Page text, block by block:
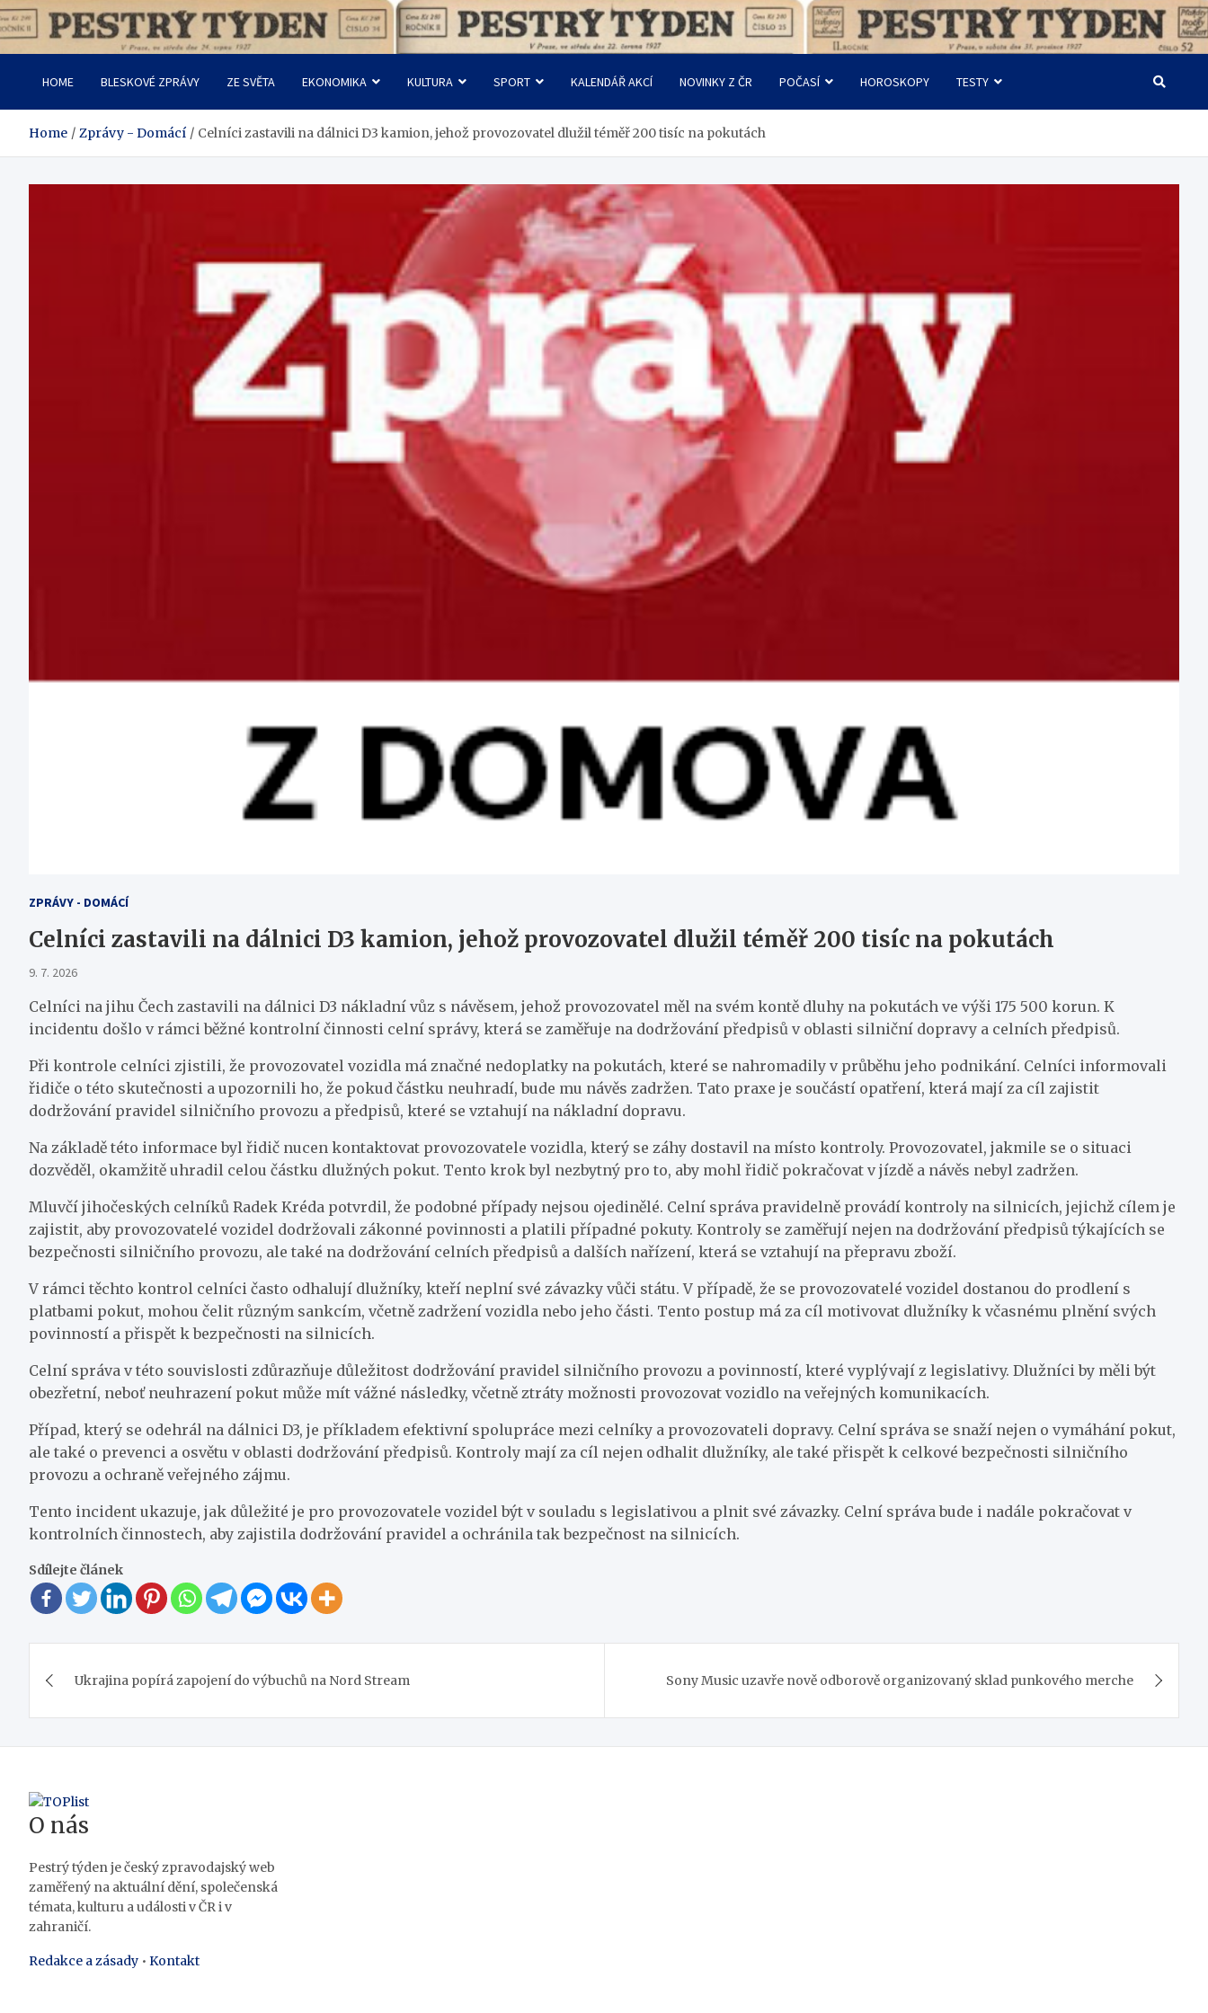
Skip
to
Pestrý Týden
HOME BLESKOVÉ ZPRÁVY ZE SVĚTA EKONOMIKA KULTURA SPORT KALENDÁŘ AKCÍ NOVINKY Z ČR POČASÍ HOROSKOPY TESTY
Home Zprávy - Domácí Celníci zastavili na dálnici D3 kamion, jehož provozovatel dlužil téměř 200 tisíc na pokutách
ZPRÁVY - DOMÁCÍ
Celníci zastavili na dálnici D3 kamion, jehož provozovatel dlužil téměř 200 tisíc na pokutách
9. 7. 2026
Celníci na jihu Čech zastavili na dálnici D3 nákladní vůz s návěsem, jehož provozovatel měl na svém kontě dluhy na pokutách ve výši 175 500 korun. K
incidentu došlo v rámci běžné kontrolní činnosti celní správy, která se zaměřuje na dodržování předpisů v oblasti silniční dopravy a celních předpisů.
Při kontrole celníci zjistili, že provozovatel vozidla má značné nedoplatky na pokutách, které se nahromadily v průběhu jeho podnikání. Celníci informovali
řidiče o této skutečnosti a upozornili ho, že pokud částku neuhradí, bude mu návěs zadržen. Tato praxe je součástí opatření, která mají za cíl zajistit
dodržování pravidel silničního provozu a předpisů, které se vztahují na nákladní dopravu.
Na základě této informace byl řidič nucen kontaktovat provozovatele vozidla, který se záhy dostavil na místo kontroly. Provozovatel, jakmile se o situaci
dozvěděl, okamžitě uhradil celou částku dlužných pokut. Tento krok byl nezbytný pro to, aby mohl řidič pokračovat v jízdě a návěs nebyl zadržen.
Mluvčí jihočeských celníků Radek Kréda potvrdil, že podobné případy nejsou ojedinělé. Celní správa pravidelně provádí kontroly na silnicích, jejichž cílem je
zajistit, aby provozovatelé vozidel dodržovali zákonné povinnosti a platili případné pokuty. Kontroly se zaměřují nejen na dodržování předpisů týkajících se
bezpečnosti silničního provozu, ale také na dodržování celních předpisů a dalších nařízení, která se vztahují na přepravu zboží.
V rámci těchto kontrol celníci často odhalují dlužníky, kteří neplní své závazky vůči státu. V případě, že se provozovatelé vozidel dostanou do prodlení s
platbami pokut, mohou čelit různým sankcím, včetně zadržení vozidla nebo jeho části. Tento postup má za cíl motivovat dlužníky k včasnému plnění svých
povinností a přispět k bezpečnosti na silnicích.
Celní správa v této souvislosti zdůrazňuje důležitost dodržování pravidel silničního provozu a povinností, které vyplývají z legislativy. Dlužníci by měli být
obezřetní, neboť neuhrazení pokut může mít vážné následky, včetně ztráty možnosti provozovat vozidlo na veřejných komunikacích.
Případ, který se odehrál na dálnici D3, je příkladem efektivní spolupráce mezi celníky a provozovateli dopravy. Celní správa se snaží nejen o vymáhání pokut,
ale také o prevenci a osvětu v oblasti dodržování předpisů. Kontroly mají za cíl nejen odhalit dlužníky, ale také přispět k celkové bezpečnosti silničního
provozu a ochraně veřejného zájmu.
Tento incident ukazuje, jak důležité je pro provozovatele vozidel být v souladu s legislativou a plnit své závazky. Celní správa bude i nadále pokračovat v
kontrolních činnostech, aby zajistila dodržování pravidel a ochránila tak bezpečnost na silnicích.
Sdílejte článek
pro
Ukrajina popírá zapojení do výbuchů na Nord Stream Sony Music uzavře nově odborově organizovaný sklad punkového merche
O nás
Pestrý týden je český zpravodajský web
zaměřený na aktuální dění, společenská
témata, kulturu a události v ČR i v
zahraničí.
Redakce a zásady • Kontakt